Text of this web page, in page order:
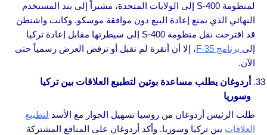
لمنظومة S-400 إلى الولايات المتحدة، مشيراً إلى بند المستخدم
النهائي الذي يمنع إعادة البيع دون موافقة موسكو. وكانت واشنطن
قد اقترحت نقل منظومة S-400 إلى سيطرتها مقابل إعادة تركيا
إلى برنامج F-35
، إلا أن أنقرة لم تقبل أو ترفض العرض رسمياً حتى
الآن.
أردوغان يطلب مساعدة بوتين لتطبيع العلاقات بين تركيا
وسوريا
طلب الرئيس أردوغان من روسيا تسهيل الحوار مع الأسد لتطبيع
العلاقات بين تركيا وسوريا. وأكد أردوغان على المنافع المشتركة